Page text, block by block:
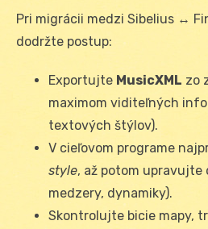
Pri migrácii medzi Sibelius ↔
dodržte postup:
Exportujte MusicXML zo
maximom viditeľných
textových štýlov).
V cieľovom programe
style, až potom upravujte
medzery, dynamiky).
Skontrolujte bicie mapy,